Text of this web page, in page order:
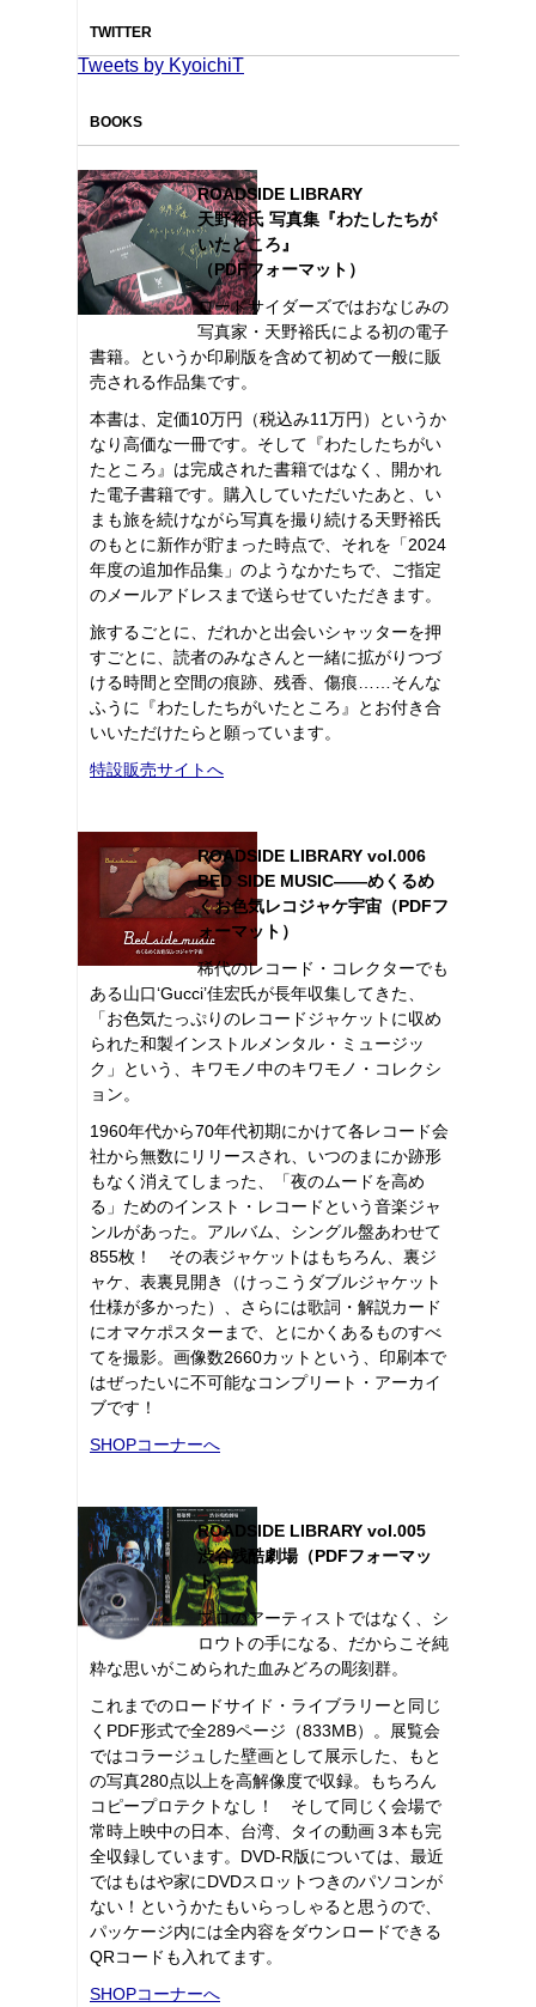
TWITTER
Tweets by KyoichiT
BOOKS
ROADSIDE LIBRARY
天野裕氏 写真集『わたしたちが
いたところ』
（PDFフォーマット）
ロードサイダーズではおなじみの
写真家・天野裕氏による初の電子
書籍。というか印刷版を含めて初めて一般に販
売される作品集です。
本書は、定価10万円（税込み11万円）というか
なり高価な一冊です。そして『わたしたちがい
たところ』は完成された書籍ではなく、開かれ
た電子書籍です。購入していただいたあと、い
まも旅を続けながら写真を撮り続ける天野裕氏
のもとに新作が貯まった時点で、それを「2024
年度の追加作品集」のようなかたちで、ご指定
のメールアドレスまで送らせていただきます。
旅するごとに、だれかと出会いシャッターを押
すごとに、読者のみなさんと一緒に拡がりつづ
ける時間と空間の痕跡、残香、傷痕……そんな
ふうに『わたしたちがいたところ』とお付き合
いいただけたらと願っています。
特設販売サイトへ
ROADSIDE LIBRARY vol.006
BED SIDE MUSIC――めくるめ
くお色気レコジャケ宇宙（PDFフ
ォーマット）
稀代のレコード・コレクターでも
ある山口‘Gucci’佳宏氏が長年収集してきた、
「お色気たっぷりのレコードジャケットに収め
られた和製インストルメンタル・ミュージッ
ク」という、キワモノ中のキワモノ・コレクシ
ョン。
1960年代から70年代初期にかけて各レコード会
社から無数にリリースされ、いつのまにか跡形
もなく消えてしまった、「夜のムードを高め
る」ためのインスト・レコードという音楽ジャ
ンルがあった。アルバム、シングル盤あわせて
855枚！ その表ジャケットはもちろん、裏ジ
ャケ、表裏見開き（けっこうダブルジャケット
仕様が多かった）、さらには歌詞・解説カード
にオマケポスターまで、とにかくあるものすべ
てを撮影。画像数2660カットという、印刷本で
はぜったいに不可能なコンプリート・アーカイ
ブです！
SHOPコーナーへ
ROADSIDE LIBRARY vol.005
渋谷残酷劇場（PDFフォーマッ
ト）
プロのアーティストではなく、シ
ロウトの手になる、だからこそ純
粋な思いがこめられた血みどろの彫刻群。
これまでのロードサイド・ライブラリーと同じ
くPDF形式で全289ページ（833MB）。展覧会
ではコラージュした壁画として展示した、もと
の写真280点以上を高解像度で収録。もちろん
コピープロテクトなし！ そして同じく会場で
常時上映中の日本、台湾、タイの動画３本も完
全収録しています。DVD-R版については、最近
ではもはや家にDVDスロットつきのパソコンが
ない！というかたもいらっしゃると思うので、
パッケージ内には全内容をダウンロードできる
QRコードも入れてます。
SHOPコーナーへ